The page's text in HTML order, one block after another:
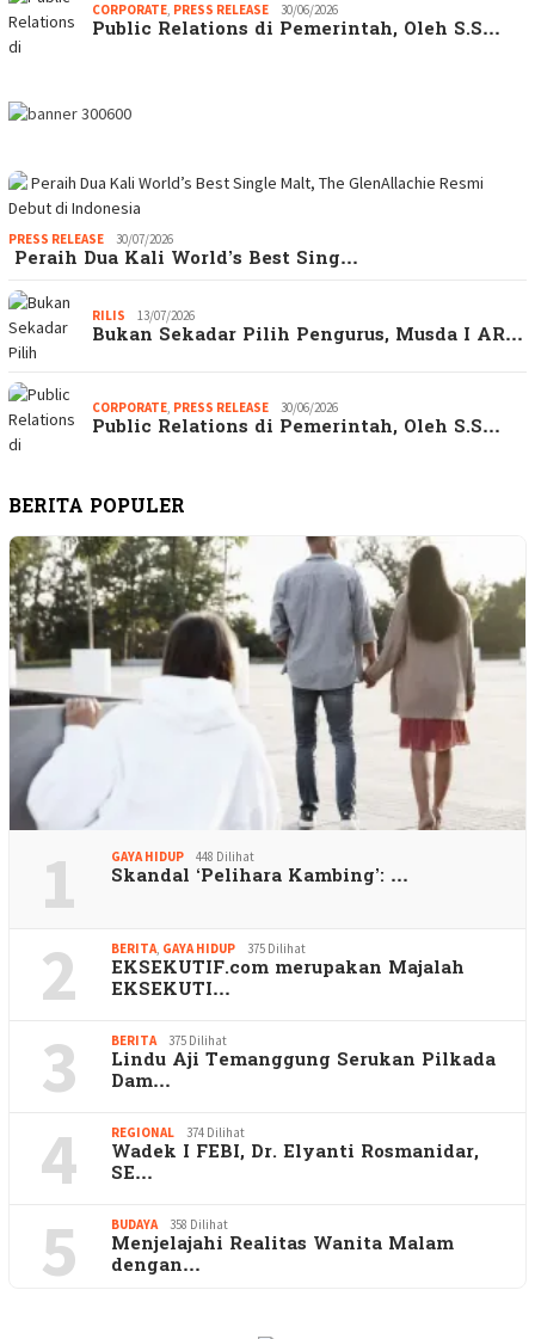
CORPORATE, PRESS RELEASE 30/06/2026
Public Relations di Pemerintah, Oleh S.S…
PRESS RELEASE 30/07/2026
Peraih Dua Kali World’s Best Sing…
RILIS 13/07/2026
Bukan Sekadar Pilih Pengurus, Musda I AR…
CORPORATE, PRESS RELEASE 30/06/2026
Public Relations di Pemerintah, Oleh S.S…
BERITA POPULER
1 GAYA HIDUP 448 Dilihat
Skandal ‘Pelihara Kambing’: …
2 BERITA, GAYA HIDUP 375 Dilihat
EKSEKUTIF.com merupakan Majalah
EKSEKUTI…
3 BERITA 375 Dilihat
Lindu Aji Temanggung Serukan Pilkada
Dam…
4 REGIONAL 374 Dilihat
Wadek I FEBI, Dr. Elyanti Rosmanidar,
SE…
5 BUDAYA 358 Dilihat
Menjelajahi Realitas Wanita Malam
dengan…